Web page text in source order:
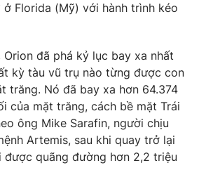
VTV8
English
ở Florida (Mỹ) với hành trình kéo
đã phá kỷ lục bay xa nhất
kỳ tàu vũ trụ nào từng được con
trăng. Nó đã bay xa hơn 64.374
của mặt trăng, cách bề mặt Trái
ông Mike Sarafin, người chịu
Artemis, sau khi quay trở lại
được quãng đường hơn 2,2 triệu